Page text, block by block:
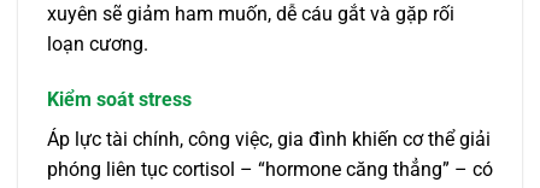
xuyên sẽ giảm ham muốn, dễ cáu gắt và gặp rối
loạn cương.
Kiểm soát stress
Áp lực tài chính, công việc, gia đình khiến cơ thể giải
phóng liên tục cortisol – “hormone căng thẳng” – có